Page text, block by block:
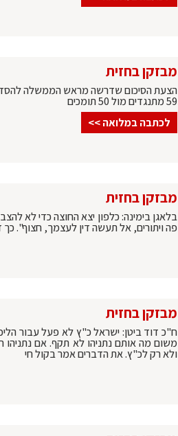
מבזקן בחזית
הצעת הסיכום שדרשה מראש הממשלה
59 מתנגדים מול 50 תומכים
לכתבה במלואה >>
מבזקן בחזית
בלאגן בימינה: כלפון יצא החוצה כדי לא
פה ויתורים, אל תעשה דין לעצמך, חצוף". כך
מבזקן בחזית
ח"כ דוד ביטן: ישראל כ"ץ לא פעל עבור
משום מה אותם נתניהו לא תקף. אם
ולא רק לכ"ץ. את הדברים אמר בקול חי